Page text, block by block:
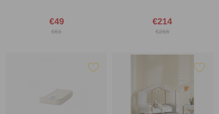
€49
€61
€214
€268